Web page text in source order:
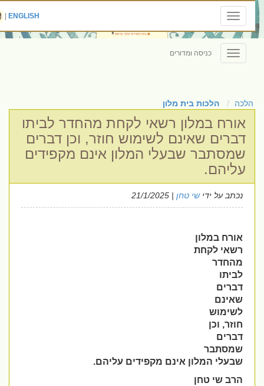
Toggle
navigation
ENGLISH
|
Toggle
navigation
כניסה ומדורים
הלכה הלכות בית מלון
אורח במלון רשאי לקחת מהחדר לביתו
דברים שאינם לשימוש חוזר, וכן דברים
שמסתבר שבעלי המלון אינם מקפידים
עליהם.
נכתב על ידישי טחן| 21/1/2025
אורח במלון
רשאי לקחת
מהחדר
לביתו
דברים
שאינם
לשימוש
חוזר, וכן
דברים
שמסתבר
שבעלי המלון אינם מקפידים עליהם.
הרב שי טחן